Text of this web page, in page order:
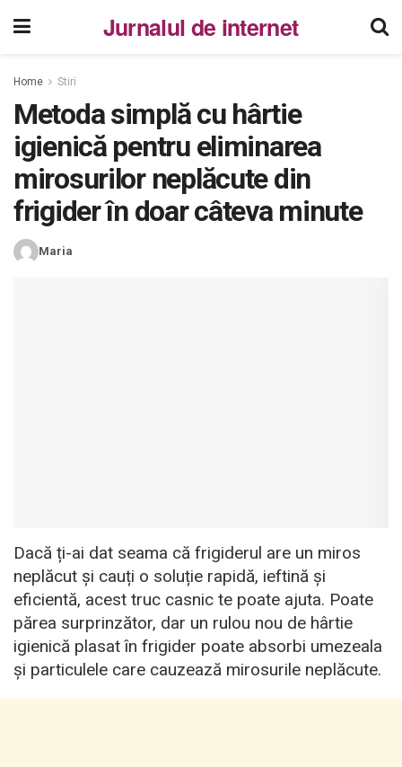
Jurnalul de internet
Home Stiri
Metoda simplă cu hârtie
igienică pentru eliminarea
mirosurilor neplăcute din
frigider în doar câteva minute
Maria
Dacă ți-ai dat seama că frigiderul are un miros
neplăcut și cauți o soluție rapidă, ieftină și
eficientă, acest truc casnic te poate ajuta. Poate
părea surprinzător, dar un rulou nou de hârtie
igienică plasat în frigider poate absorbi umezeala
și particulele care cauzează mirosurile neplăcute.